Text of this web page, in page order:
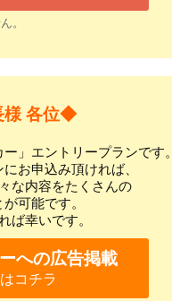
。
様 各位◆
」エントリープランです。
お申込み頂ければ、
な内容をたくさんの
可能です。
ば幸いです。
への広告掲載
コチラ